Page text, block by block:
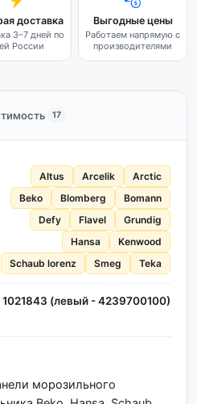
доставка
3–7 дней по
России
Выгодные цены
Работаем напрямую с
производителями
17
Altus Arcelik
Arctic
Beko
Blomberg
Bomann
Defy
Flavel
Grundig
Hansa
Kenwood
Schaub lorenz
Smeg Teka
1021843 (левый - 4239700100)
морозильного